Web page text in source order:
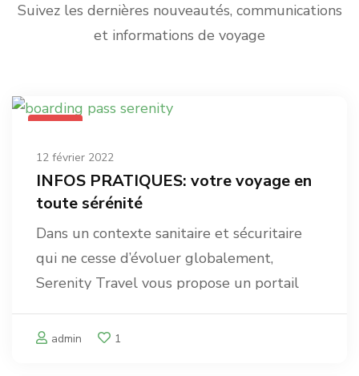
Suivez les dernières nouveautés, communications
et informations de voyage
12 février 2022
INFOS PRATIQUES: votre voyage en
toute sérénité
Dans un contexte sanitaire et sécuritaire
qui ne cesse d’évoluer globalement,
Serenity Travel vous propose un portail
déplacements à l’étranger Avant de partir
admin 1